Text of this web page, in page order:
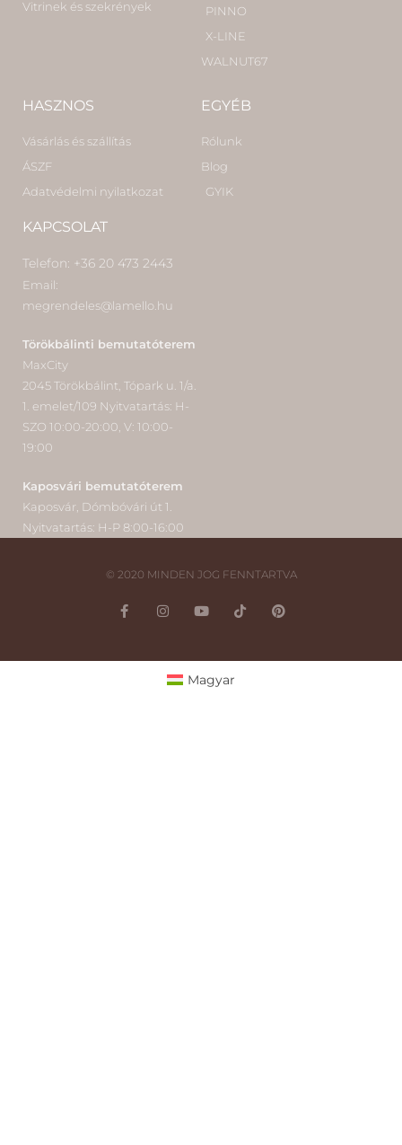
Vitrinek és szekrények
PINNO
X-LINE
WALNUT67
HASZNOS
Vásárlás és szállítás
ÁSZF
Adatvédelmi nyilatkozat
KAPCSOLAT
Telefon: +36 20 473 2443
Email:
megrendeles@lamello.hu
Törökbálinti bemutatóterem
MaxCity
2045 Törökbálint, Tópark u. 1/a.
1. emelet/109 Nyitvatartás: H-
SZO 10:00-20:00, V: 10:00-
19:00
Kaposvári bemutatóterem
Kaposvár, Dómbóvári út 1.
Nyitvatartás: H-P 8:00-16:00
EGYÉB
Rólunk
Blog
GYIK
© 2020 MINDEN JOG FENNTARTVA
Magyar